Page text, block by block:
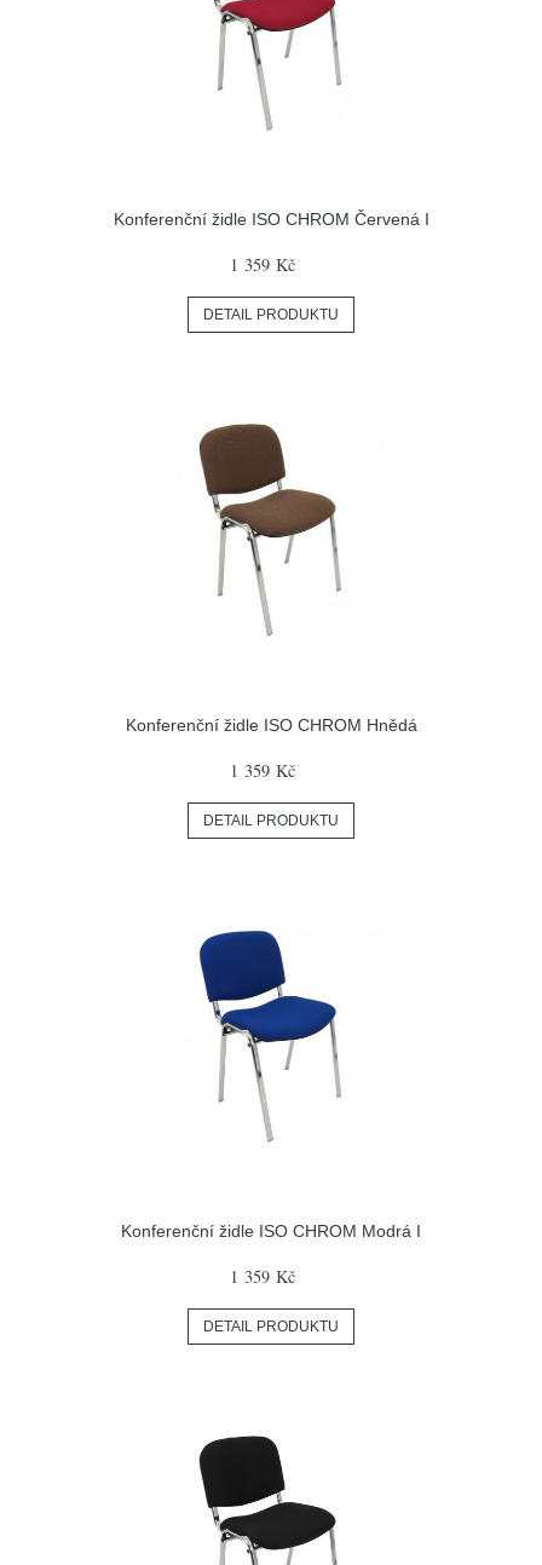
Konferenční židle ISO CHROM Červená I
1 359 Kč
DETAIL PRODUKTU
Konferenční židle ISO CHROM Hnědá
1 359 Kč
DETAIL PRODUKTU
Konferenční židle ISO CHROM Modrá I
1 359 Kč
DETAIL PRODUKTU